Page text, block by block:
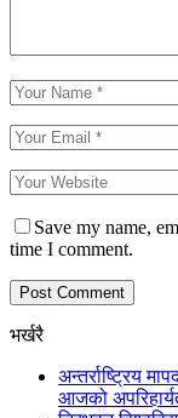
Save my name,
time I comment.
भर्खरै
अन्तर्राष्ट्रिय
आजको